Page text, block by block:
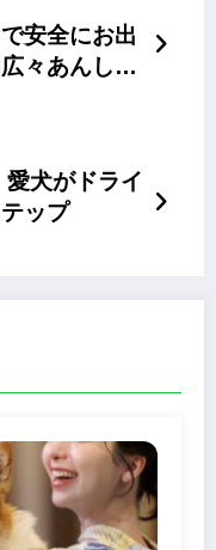
安全にお出
々あんしん
犬がドライ
ップ